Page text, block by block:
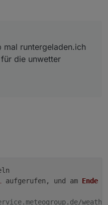
mal runtergeladen.ich
die unwetter
aufgerufen, und am Ende